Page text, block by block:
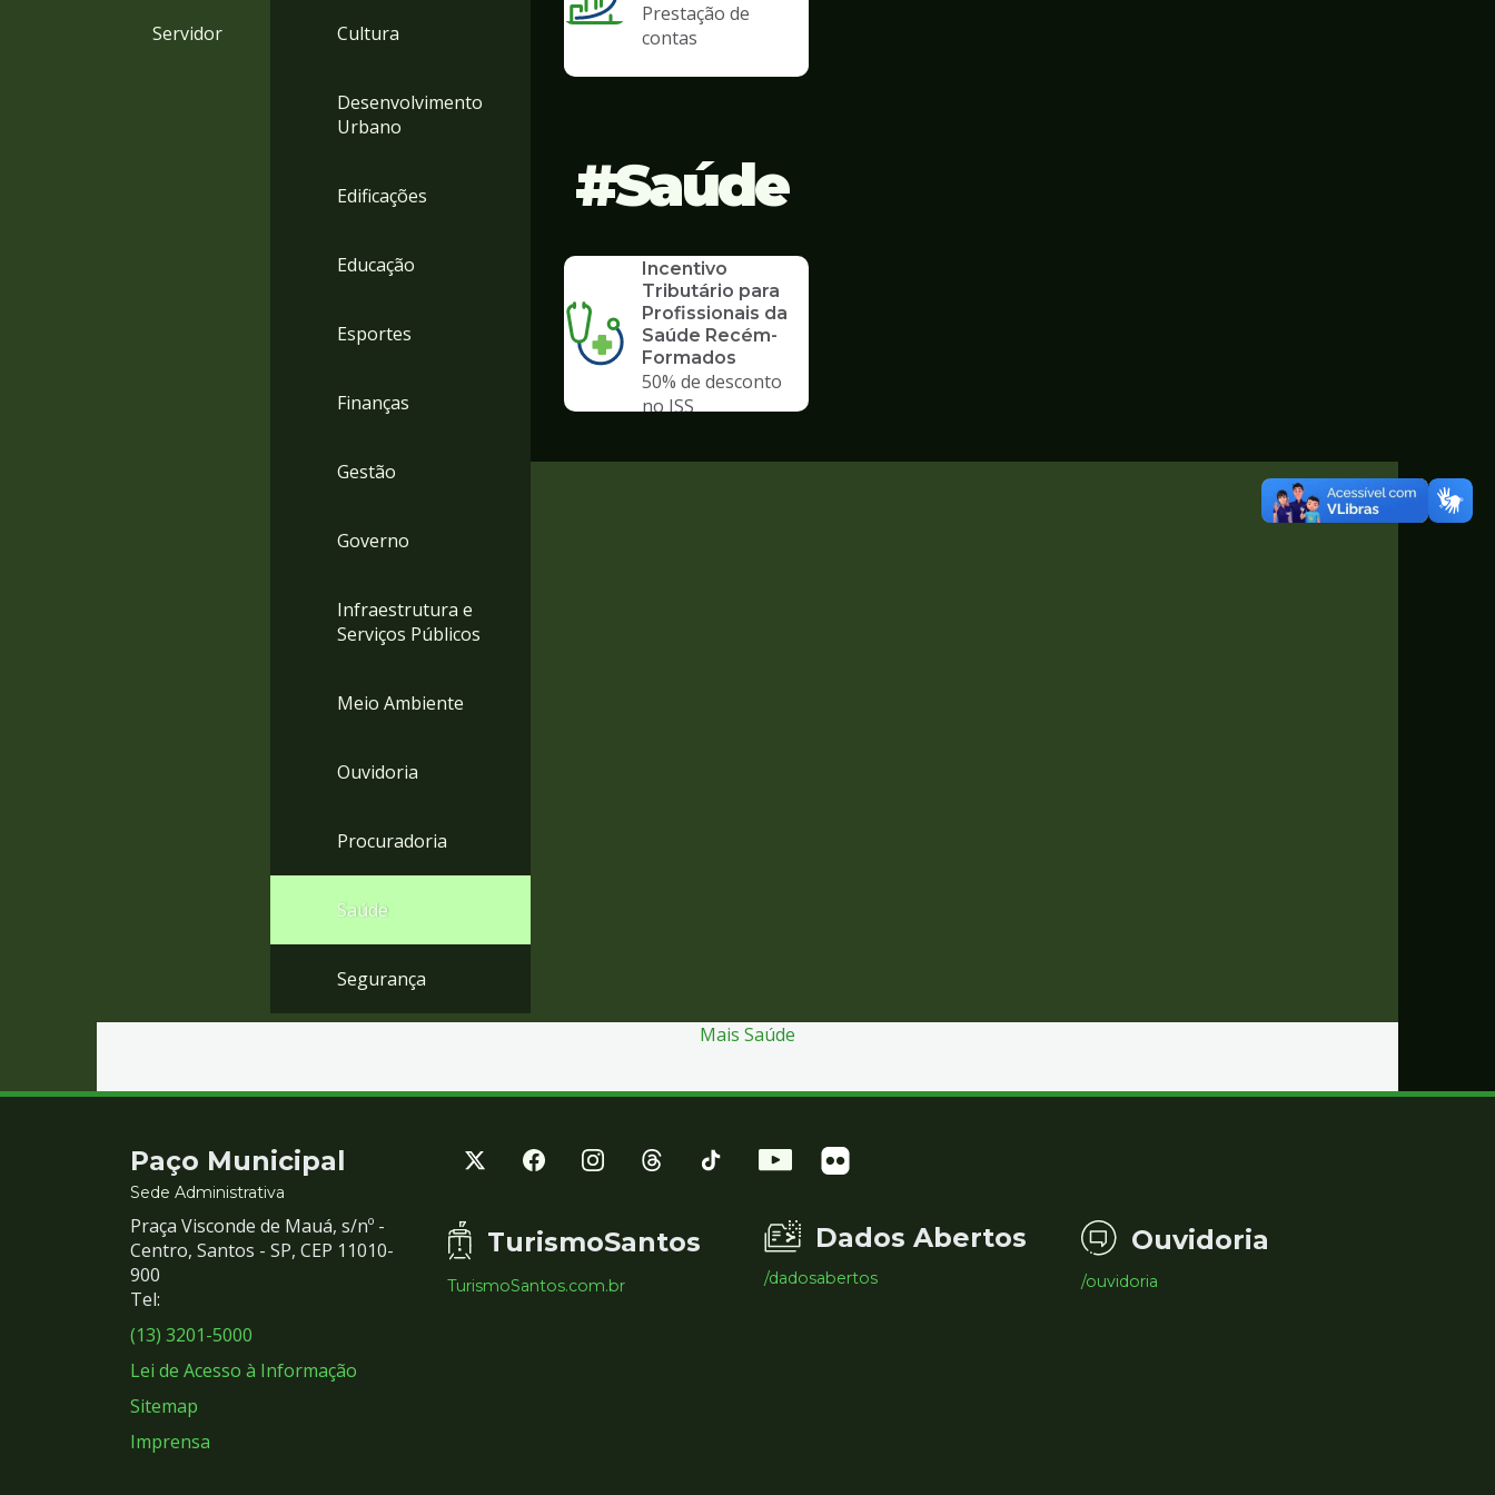
Servidor Cultura
Desenvolvimento
Urbano
Edificações
Educação
Esportes
Finanças
Gestão
Governo
Infraestrutura e
Serviços Públicos
Meio Ambiente
Ouvidoria
Procuradoria
Saúde
Segurança
Prestação de
contas
Saúde
Incentivo
Tributário para
Profissionais da
Saúde Recém-
Formados
50% de desconto
no ISS
Mais Saúde
Contato
e
Redes
Sociais
Paço Municipal
Sede Administrativa
Praça Visconde de Mauá, s/nº -
Centro, Santos - SP, CEP 11010-
900
Tel:
(13) 3201-5000
Lei de Acesso à Informação
Sitemap
Imprensa
TurismoSantos
TurismoSantos.com.br
Dados Abertos
/dadosabertos
Ouvidoria
/ouvidoria